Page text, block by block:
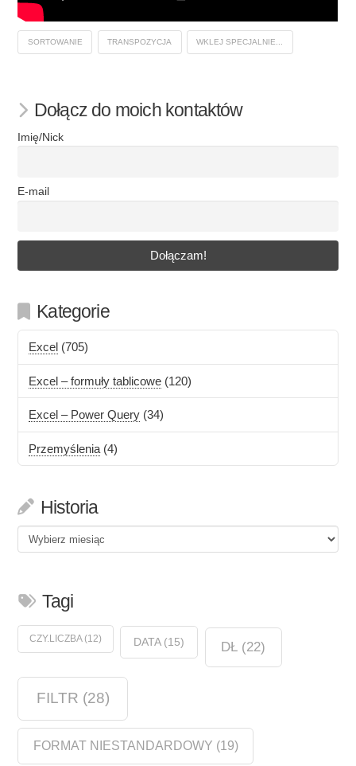
SORTOWANIE TRANSPOZYCJA WKLEJ SPECJALNIE...
Dołącz do moich kontaktów
Imię/Nick
E-mail
Kategorie
Excel (705)
Excel – formuły tablicowe (120)
Excel – Power Query (34)
Przemyślenia (4)
Historia
Historia
Tagi
CZY.LICZBA(12) DATA(15) DŁ (22)
FILTR (28)
FORMAT NIESTANDARDOWY (19)